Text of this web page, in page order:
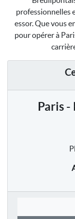
professionnelles
essor. Que vous
pour opérer à
Paris -